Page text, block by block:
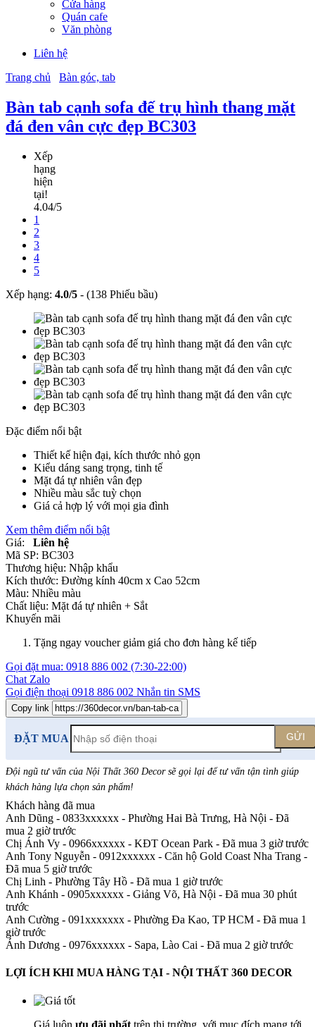
Cửa hàng
Quán cafe
Văn phòng
Liên hệ
Trang chủ
Bàn góc, tab
Bàn tab cạnh sofa đế trụ hình thang mặt
đá đen vân cực đẹp BC303
Xếp
hạng
hiện
tại!
4.04/5
1
2
3
4
5
Xếp hạng: 4.0/5 - (138 Phiếu bầu)
Đặc điểm nổi bật
Thiết kế hiện đại, kích thước nhỏ gọn
Kiểu dáng sang trọng, tinh tế
Mặt đá tự nhiên vân đẹp
Nhiều màu sắc tuỳ chọn
Giá cả hợp lý với mọi gia đình
Xem thêm điểm nổi bật
Giá:
Liên hệ
Mã SP: BC303
Thương hiệu: Nhập khẩu
Kích thước: Đường kính 40cm x Cao 52cm
Màu: Nhiều màu
Chất liệu: Mặt đá tự nhiên + Sắt
Khuyến mãi
Tặng ngay voucher giảm giá cho đơn hàng kế tiếp
Gọi đặt mua: 0918 886 002 (7:30-22:00)
Chat Zalo
Gọi điện thoại 0918 886 002 Nhắn tin SMS
Copy link
ĐẶT MUA GỬI
Đội ngũ tư vấn của Nội Thất 360 Decor sẽ gọi lại để tư vấn tận tình giúp
khách hàng lựa chọn sản phẩm!
Khách hàng đã mua
Anh Dũng - 0833xxxxxx - Phường Hai Bà Trưng, Hà Nội - Đã
mua 2 giờ trước
Chị Ánh Vy - 0966xxxxxx - KĐT Ocean Park - Đã mua 3 giờ trước
Anh Tony Nguyễn - 0912xxxxxx - Căn hộ Gold Coast Nha Trang -
Đã mua 5 giờ trước
Chị Linh - Phường Tây Hồ - Đã mua 1 giờ trước
Anh Khánh - 0905xxxxxx - Giảng Võ, Hà Nội - Đã mua 30 phút
trước
Anh Cường - 091xxxxxxx - Phường Đa Kao, TP HCM - Đã mua 1
giờ trước
Ánh Dương - 0976xxxxxx - Sapa, Lào Cai - Đã mua 2 giờ trước
LỢI ÍCH KHI MUA HÀNG TẠI - NỘI THẤT 360 DECOR
Giá luôn ưu đãi nhất trên thị trường, với mục đích mang tới